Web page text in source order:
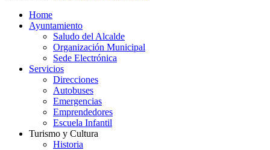
Home
Ayuntamiento
Saludo del Alcalde
Organización Municipal
Sede Electrónica
Servicios
Direcciones
Autobuses
Emergencias
Emprendedores
Escuela Infantil
Turismo y Cultura
Historia